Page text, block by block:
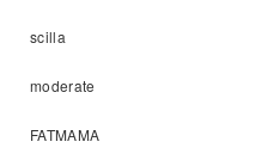
scilla
moderate
FATMAMA